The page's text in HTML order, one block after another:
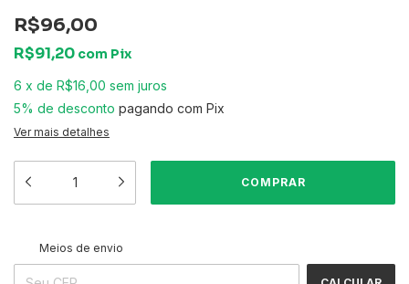
R$96,00
R$91,20 com Pix
6 x de R$16,00 sem juros
5% de desconto pagando com Pix
Ver mais detalhes
Entregas para o CEP:
Meios de envio